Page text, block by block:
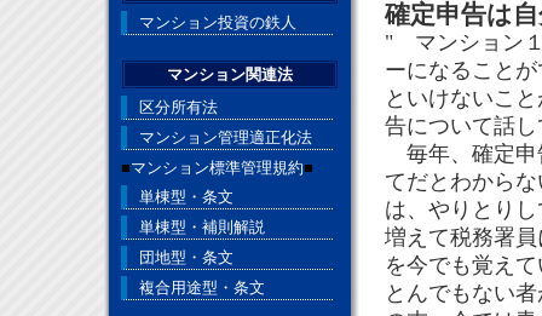
確定申告は
" マンション１
ーになること
といけないこ
告について話
毎年、確定申
てだとわから
は、やりとり
増えて税務署
を今でも覚え
とんでもない
マンション投資の鉄人
マンション関連法
区分所有法
マンション管理適正化法
■マンション標準管理規約■
単棟型・条文
単棟型・補則解説
団地型・条文
複合用途型・条文